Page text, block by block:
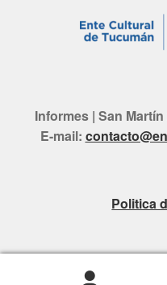
Informes | San
E-mail:
Politica